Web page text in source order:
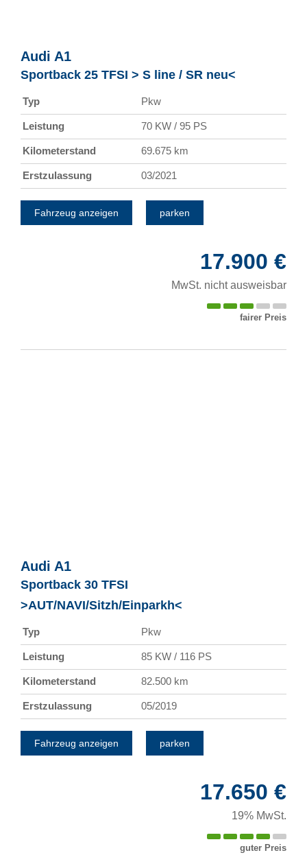
Audi A1
Sportback 25 TFSI > S line / SR neu<
Typ Pkw
Leistung 70 KW / 95 PS
Kilometerstand 69.675 km
Erstzulassung 03/2021
Fahrzeug anzeigen parken
17.900 €
MwSt. nicht ausweisbar
fairer Preis
Audi A1
Sportback 30 TFSI
>AUT/NAVI/Sitzh/Einparkh<
Typ Pkw
Leistung 85 KW / 116 PS
Kilometerstand 82.500 km
Erstzulassung 05/2019
Fahrzeug anzeigen parken
17.650 €
19% MwSt.
guter Preis